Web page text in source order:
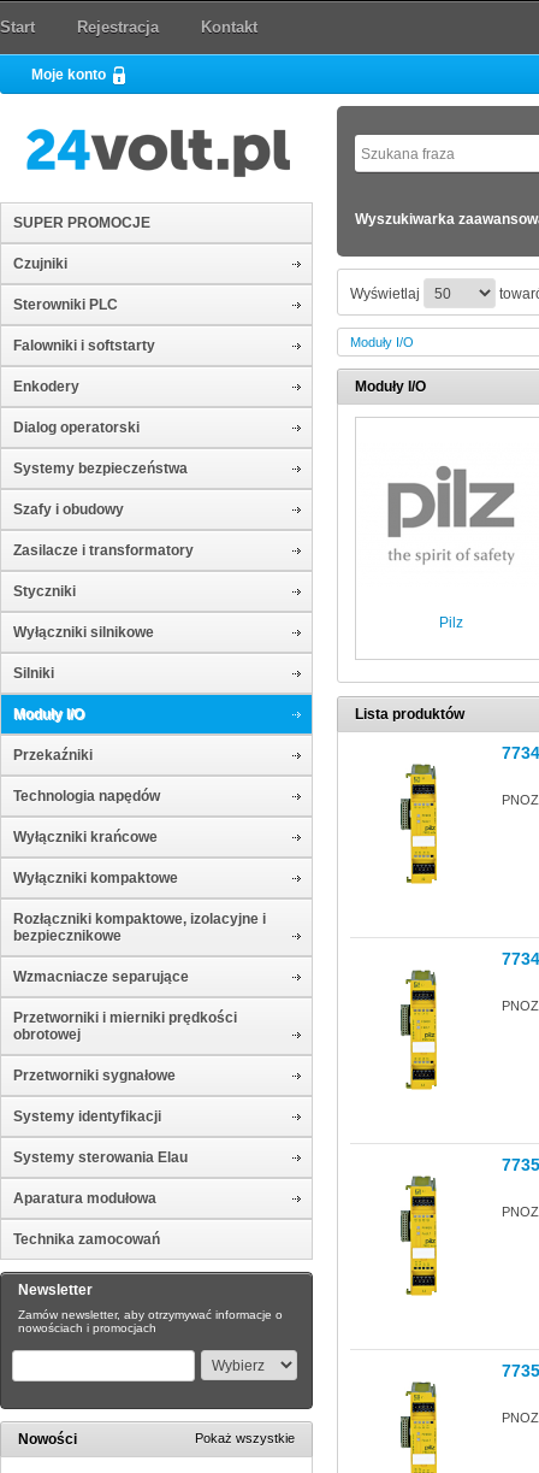
Start Rejestracja Kontakt
Moje konto
SUPER PROMOCJE
Czujniki
Sterowniki PLC
Falowniki i softstarty
Enkodery
Dialog operatorski
Systemy bezpieczeństwa
Szafy i obudowy
Zasilacze i transformatory
Styczniki
Wyłączniki silnikowe
Silniki
Moduły I/O
Przekaźniki
Technologia napędów
Wyłączniki krańcowe
Wyłączniki kompaktowe
Rozłączniki kompaktowe, izolacyjne i
bezpiecznikowe
Wzmacniacze separujące
Przetworniki i mierniki prędkości
obrotowej
Przetworniki sygnałowe
Systemy identyfikacji
Systemy sterowania Elau
Aparatura modułowa
Technika zamocowań
Newsletter
Zamów newsletter, aby otrzymywać informacje o
nowościach i promocjach
Nowości Pokaż wszystkie
Wyszukiwarka
Wyświetlaj
Moduły I/O
Moduły I/O
Pilz
Lista produktów